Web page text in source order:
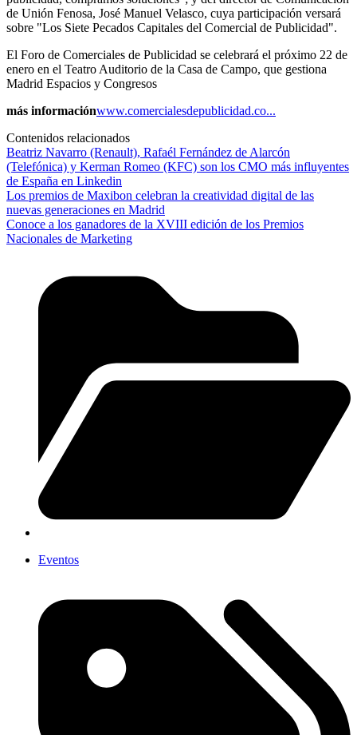
de Unión Fenosa, José Manuel Velasco, cuya participación versará
sobre "Los Siete Pecados Capitales del Comercial de Publicidad".
El Foro de Comerciales de Publicidad se celebrará el próximo 22 de
enero en el Teatro Auditorio de la Casa de Campo, que gestiona
Madrid Espacios y Congresos
más informaciónwww.comercialesdepublicidad.co...
Contenidos relacionados
Beatriz Navarro (Renault), Rafaél Fernández de Alarcón
(Telefónica) y Kerman Romeo (KFC) son los CMO más influyentes
de España en Linkedin
Los premios de Maxibon celebran la creatividad digital de las
nuevas generaciones en Madrid
Conoce a los ganadores de la XVIII edición de los Premios
Nacionales de Marketing
Eventos